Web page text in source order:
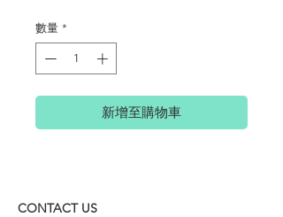
數量 *
新增至購物車
CONTACT US